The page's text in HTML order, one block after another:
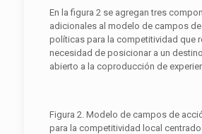
En la figura 2 se agregan tres
adicionales al modelo de campos
políticas para la competitividad que
necesidad de posicionar a un
abierto a la coproducción de
Figura 2. Modelo de campos de
para la competitividad local centrado